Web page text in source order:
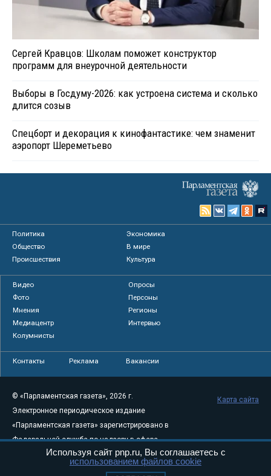
Сергей Кравцов: Школам поможет конструктор
программ для внеурочной деятельности
Выборы в Госдуму-2026: как устроена система и сколько
длится созыв
Спецборт и декорация к кинофантастике: чем знаменит
аэропорт Шереметьево
Политика
Экономика
Общество
В мире
Происшествия
Культура
Видео
Опросы
Фото
Персоны
Мнения
Регионы
Медиацентр
Интервью
Колумнисты
Контакты Реклама Вакансии
© «Парламентская газета», 2026 г.
Электронное периодическое издание
«Парламентская газета» зарегистрировано в
Федеральной службе по надзору в сфере
связи, информационных технологий и
массовых коммуникаций (Роскомнадзор) 05
Карта сайта
Используя сайт pnp.ru, Вы соглашаетесь с
использованием файлов cookie